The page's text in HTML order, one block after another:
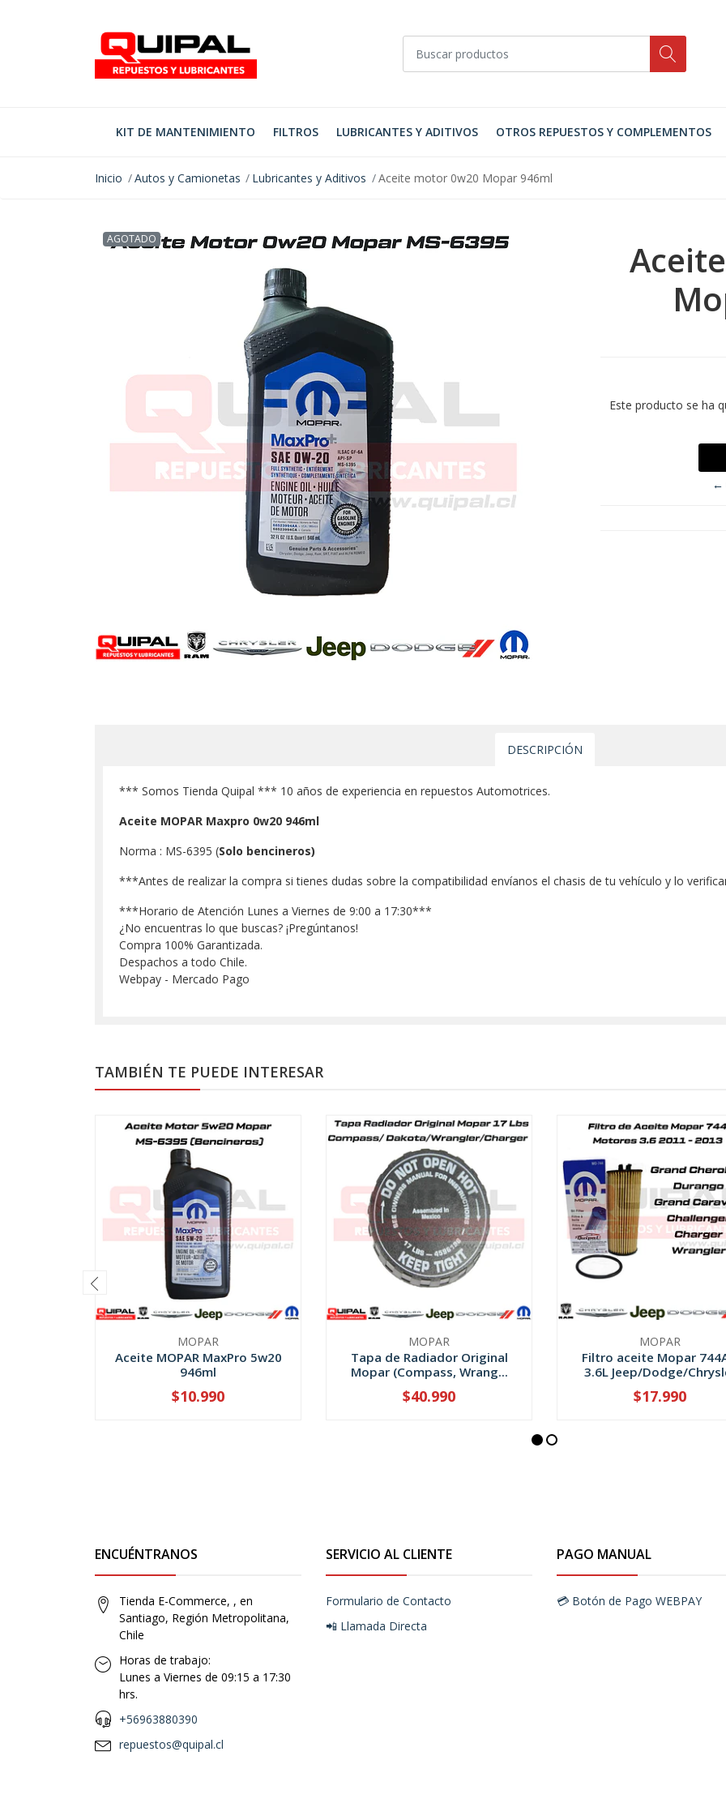
KIT DE MANTENIMIENTO FILTROS LUBRICANTES Y ADITIVOS OTROS REPUESTOS Y COMPLEMENTOS
Inicio Autos y Camionetas Lubricantes y Aditivos Aceite motor 0w20 Mopar 946ml
AGOTADO
Este producto se ha
←
DESCRIPCIÓN
*** Somos Tienda Quipal *** 10 años de experiencia en repuestos Automotrices.
Aceite MOPAR Maxpro 0w20 946ml
Norma : MS-6395 (Solo bencineros)
***Antes de realizar la compra si tienes dudas sobre la compatibilidad envíanos el chasis de tu vehículo y lo
***Horario de Atención Lunes a Viernes de 9:00 a 17:30***
¿No encuentras lo que buscas? ¡Pregúntanos!
Compra 100% Garantizada.
Despachos a todo Chile.
Webpay - Mercado Pago
TAMBIÉN TE PUEDE INTERESAR
MOPAR
Aceite MOPAR MaxPro 5w20
946ml
+
$10.990
MOPAR
Tapa de Radiador Original
Mopar (Compass, Wrang...
+
$40.990
MOPAR
Filtro aceite Mopar
3.6L Jeep/Dodge/
+
$17.990
ENCUÉNTRANOS
Tienda E-Commerce, , en
Santiago, Región Metropolitana,
Chile
Horas de trabajo:
Lunes a Viernes de 09:15 a 17:30
hrs.
+56963880390
repuestos@quipal.cl
SERVICIO AL CLIENTE
Formulario de Contacto
📲 Llamada Directa
PAGO MANUAL
💳 Botón de Pago WEBPAY